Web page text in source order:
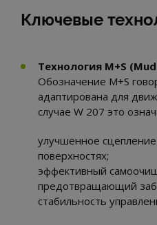
Ключевые
Технология M+S
Обозначение M+S
адаптирована для
случае W 207 это
улучшенное
поверхностях;
эффективный
предотвращающий
стабильность